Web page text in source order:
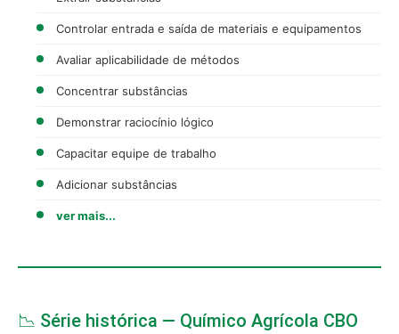
Controlar entrada e saída de materiais e equipamentos
Avaliar aplicabilidade de métodos
Concentrar substâncias
Demonstrar raciocínio lógico
Capacitar equipe de trabalho
Adicionar substâncias
ver mais...
📉 Série histórica — Químico Agrícola CBO